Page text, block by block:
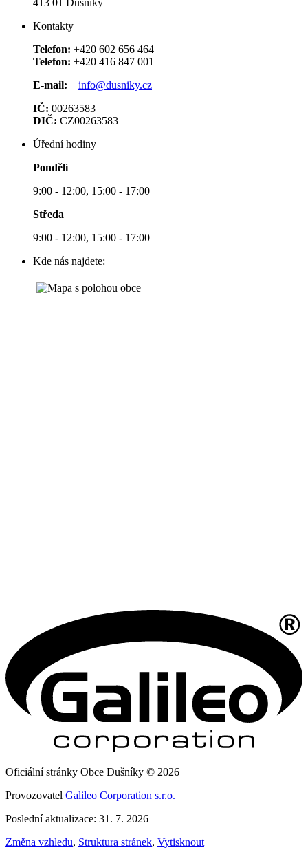
Kontakty
Telefon: +420 602 656 464
Telefon: +420 416 847 001
E-mail:
info@dusniky.cz
IČ: 00263583
DIČ: CZ00263583
Úřední hodiny
Pondělí
9:00 - 12:00, 15:00 - 17:00
Středa
9:00 - 12:00, 15:00 - 17:00
Kde nás najdete:
Oficiální stránky Obce Dušníky © 2026
Provozovatel Galileo Corporation s.r.o.
Poslední aktualizace: 31. 7. 2026
Změna vzhledu, Struktura stránek, Vytisknout